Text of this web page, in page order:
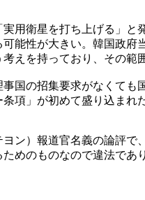
用衛星を打ち上げる」
能性が大きい。韓国政
えを持っており、その範
国の招集要求がなくて
項」が初めて盛り込ま
ン）報道官名義の論評
めのものなので違法で